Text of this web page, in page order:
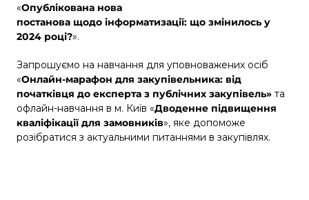
«Опублікована нова
постанова щодо інформатизації: що змінилосьу
2024 році?».
Запрошуємо на навчання для уповноважених осіб
«Онлайн-марафон для закупівельника: від
початківця до експерта з публічних закупівель» та
офлайн-навчання в м. Київ «Дводенне підвищення
кваліфікації для замовників», яке допоможе
розібратися з актуальними питаннями в закупівлях.